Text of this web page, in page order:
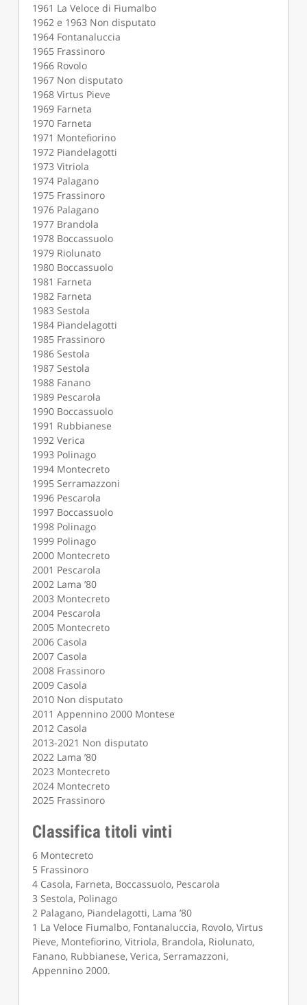
1961 La Veloce di Fiumalbo
1962 e 1963 Non disputato
1964 Fontanaluccia
1965 Frassinoro
1966 Rovolo
1967 Non disputato
1968 Virtus Pieve
1969 Farneta
1970 Farneta
1971 Montefiorino
1972 Piandelagotti
1973 Vitriola
1974 Palagano
1975 Frassinoro
1976 Palagano
1977 Brandola
1978 Boccassuolo
1979 Riolunato
1980 Boccassuolo
1981 Farneta
1982 Farneta
1983 Sestola
1984 Piandelagotti
1985 Frassinoro
1986 Sestola
1987 Sestola
1988 Fanano
1989 Pescarola
1990 Boccassuolo
1991 Rubbianese
1992 Verica
1993 Polinago
1994 Montecreto
1995 Serramazzoni
1996 Pescarola
1997 Boccassuolo
1998 Polinago
1999 Polinago
2000 Montecreto
2001 Pescarola
2002 Lama ’80
2003 Montecreto
2004 Pescarola
2005 Montecreto
2006 Casola
2007 Casola
2008 Frassinoro
2009 Casola
2010 Non disputato
2011 Appennino 2000 Montese
2012 Casola
2013-2021 Non disputato
2022 Lama ’80
2023 Montecreto
2024 Montecreto
2025 Frassinoro
Classifica titoli vinti
6 Montecreto
5 Frassinoro
4 Casola, Farneta, Boccassuolo, Pescarola
3 Sestola, Polinago
2 Palagano, Piandelagotti, Lama ’80
1 La Veloce Fiumalbo, Fontanaluccia, Rovolo, Virtus
Pieve, Montefiorino, Vitriola, Brandola, Riolunato,
Fanano, Rubbianese, Verica, Serramazzoni,
Appennino 2000.